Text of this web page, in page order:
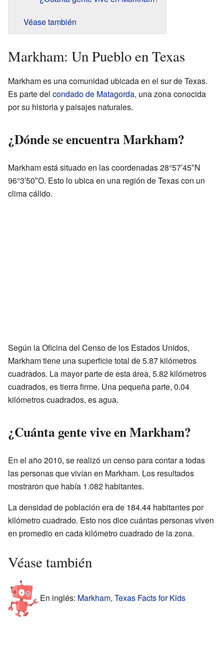
Véase también
Markham: Un Pueblo en Texas
Markham es una comunidad ubicada en el sur de Texas.
Es parte del condado de Matagorda, una zona conocida
por su historia y paisajes naturales.
¿Dónde se encuentra Markham?
Markham está situado en las coordenadas 28°57′45″N
96°3′50″O. Esto lo ubica en una región de Texas con un
clima cálido.
Según la Oficina del Censo de los Estados Unidos,
Markham tiene una superficie total de 5.87 kilómetros
cuadrados. La mayor parte de esta área, 5.82 kilómetros
cuadrados, es tierra firme. Una pequeña parte, 0.04
kilómetros cuadrados, es agua.
¿Cuánta gente vive en Markham?
En el año 2010, se realizó un censo para contar a todas
las personas que vivían en Markham. Los resultados
mostraron que había 1.082 habitantes.
La densidad de población era de 184.44 habitantes por
kilómetro cuadrado. Esto nos dice cuántas personas viven
en promedio en cada kilómetro cuadrado de la zona.
Véase también
En inglés: Markham, Texas Facts for Kids